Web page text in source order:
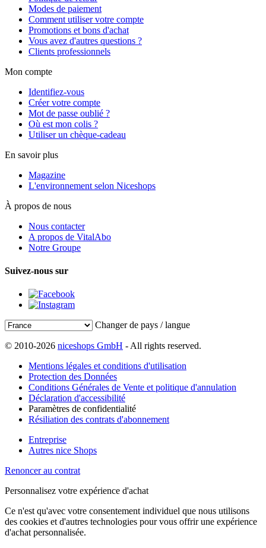
Modes de paiement
Comment utiliser votre compte
Promotions et bons d'achat
Vous avez d'autres questions ?
Clients professionnels
Mon compte
Identifiez-vous
Créer votre compte
Mot de passe oublié ?
Où est mon colis ?
Utiliser un chèque-cadeau
En savoir plus
Magazine
L'environnement selon Niceshops
À propos de nous
Nous contacter
A propos de VitalAbo
Notre Groupe
Suivez-nous sur
Changer de pays / langue
© 2010-2026 niceshops GmbH - All rights reserved.
Mentions légales et conditions d'utilisation
Protection des Données
Conditions Générales de Vente et politique d'annulation
Déclaration d'accessibilité
Paramètres de confidentialité
Résiliation des contrats d'abonnement
Entreprise
Autres nice Shops
Renoncer au contrat
Personnalisez votre expérience d'achat
Ce n'est qu'avec votre consentement individuel que nous utilisons
des cookies et d'autres technologies pour vous offrir une expérience
d'achat personnalisée.